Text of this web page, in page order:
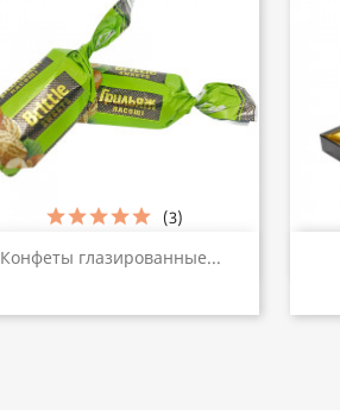
Конфеты глазированные...
(3)
Быстрый просмотр